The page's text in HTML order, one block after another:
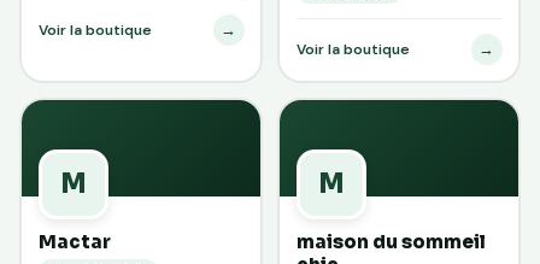
Voir la boutique →
Voir la boutique →
M
Mactar
M
maison du sommeil